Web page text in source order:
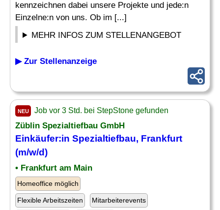
kennzeichnen dabei unsere Projekte und jede:n
Einzelne:n von uns. Ob im [...]
MEHR INFOS ZUM STELLENANGEBOT
▶ Zur Stellenanzeige
NEU Job vor 3 Std. bei StepStone gefunden
Züblin Spezialtiefbau GmbH
Einkäufer:in Spezialtiefbau, Frankfurt
(m/w/d)
• Frankfurt am Main
Homeoffice möglich
Flexible Arbeitszeiten Mitarbeiterevents